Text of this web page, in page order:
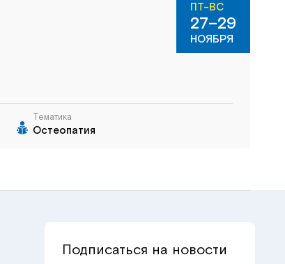
Тематика
Остеопатия
ПТ-ВС
27–29
НОЯБРЯ
Подписаться на новости